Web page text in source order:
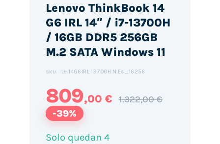
Lenovo ThinkBook 14
G6 IRL 14″ / i7-13700H
/ 16GB DDR5 256GB
M.2 SATA Windows 11
SKU: Le.14G6IRL.13700H.N.Es_16256
809,00 € 1.322,00 €
-39%
Solo quedan 4